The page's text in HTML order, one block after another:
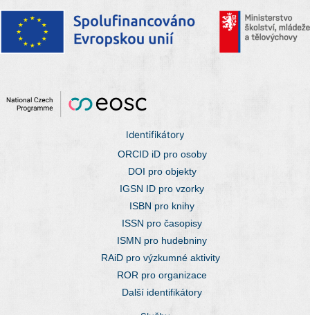
Identifikátory
ORCID iD pro osoby
DOI pro objekty
IGSN ID pro vzorky
ISBN pro knihy
ISSN pro časopisy
ISMN pro hudebniny
RAiD pro výzkumné aktivity
ROR pro organizace
Další identifikátory